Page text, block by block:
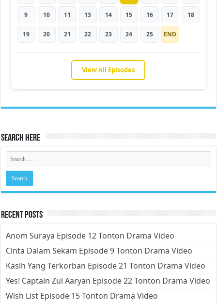
9 10 11 13 14 15 16 17 18
19 20 21 22 23 24 25 END
View All Episodes
Search Here
Recent Posts
Anom Suraya Episode 12 Tonton Drama Video
Cinta Dalam Sekam Episode 9 Tonton Drama Video
Kasih Yang Terkorban Episode 21 Tonton Drama Video
Yes! Captain Zul Aaryan Episode 22 Tonton Drama Video
Wish List Episode 15 Tonton Drama Video